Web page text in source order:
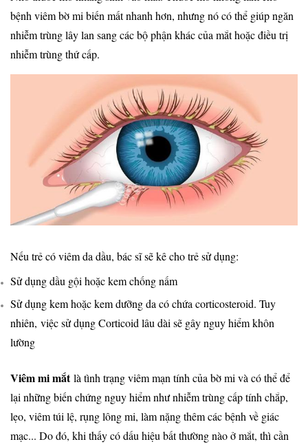
bệnh viêm bờ mi biến mất nhanh hơn, nhưng nó có thể giúp ngăn
nhiễm trùng lây lan sang các bộ phận khác của mắt hoặc điều trị
nhiễm trùng thứ cấp.
Nếu trẻ có viêm da dầu, bác sĩ sẽ kê cho trẻ sử dụng:
Sử dụng dầu gội hoặc kem chống nấm
Sử dụng kem hoặc kem dưỡng da có chứa corticosteroid. Tuy
nhiên, việc sử dụng Corticoid lâu dài sẽ gây nguy hiểm khôn
lường
Viêm mi mắtlà tình trạng viêm mạn tính của bờ mi và có thể để
lại những biến chứng nguy hiểm như nhiễm trùng cấp tính chắp,
lẹo, viêm túi lệ, rụng lông mi, làm nặng thêm các bệnh về giác
mạc... Do đó, khi thấy có dấu hiệu bất thường nào ở mắt, thì cần